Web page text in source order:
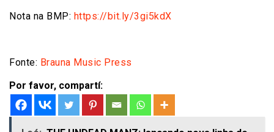
Nota na BMP: https://bit.ly/3gi5kdX
Fonte: Brauna Music Press
Por favor, compartí: